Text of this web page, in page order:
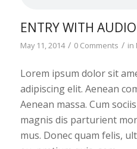
ENTRY WITH AUDIO
May 11, 2014 / 0 Comments / in
Lorem ipsum dolor sit
adipiscing elit. Aenean
Aenean massa. Cum
magnis dis parturient
mus. Donec quam felis,